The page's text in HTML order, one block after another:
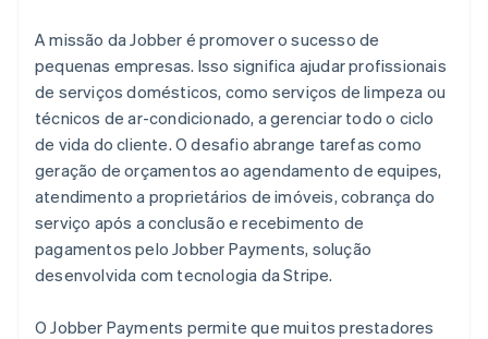
A missão da Jobber é promover o sucesso de
pequenas empresas. Isso significa ajudar profissionais
de serviços domésticos, como serviços de limpeza ou
técnicos de ar-condicionado, a gerenciar todo o ciclo
de vida do cliente. O desafio abrange tarefas como
geração de orçamentos ao agendamento de equipes,
atendimento a proprietários de imóveis, cobrança do
serviço após a conclusão e recebimento de
pagamentos pelo Jobber Payments, solução
desenvolvida com tecnologia da Stripe.
O Jobber Payments permite que muitos prestadores